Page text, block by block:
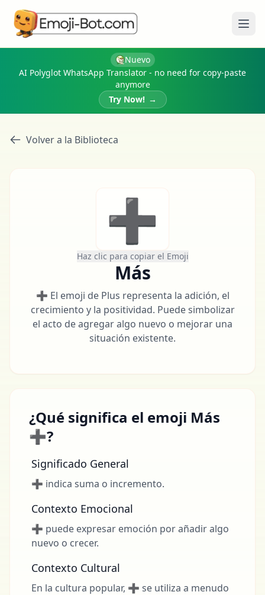
Nuevo
AI Polyglot WhatsApp Translator - no need for copy-paste
anymore
Try Now! →
Volver a la Biblioteca
➕
Haz clic para copiar el Emoji
Más
➕ El emoji de Plus representa la adición, el
crecimiento y la positividad. Puede simbolizar
el acto de agregar algo nuevo o mejorar una
situación existente.
¿Qué significa el emoji Más
➕?
Significado General
➕ indica suma o incremento.
Contexto Emocional
➕ puede expresar emoción por añadir algo
nuevo o crecer.
Contexto Cultural
En la cultura popular, ➕ se utiliza a menudo